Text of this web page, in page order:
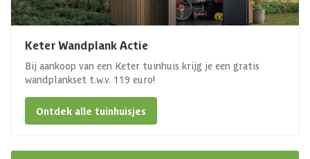
Keter Wandplank Actie
Bij aankoop van een Keter tuinhuis krijg je een gratis
wandplankset t.w.v. 119 euro!
Ontdek alle tuinhuisjes